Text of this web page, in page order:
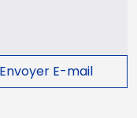
Envoyer E-mail